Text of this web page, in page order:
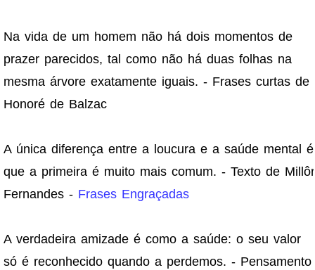
Na vida de um homem não há dois momentos de
prazer parecidos, tal como não há duas folhas na
mesma árvore exatamente iguais. - Frases curtas de
Honoré de Balzac
A única diferença entre a loucura e a saúde mental é
que a primeira é muito mais comum. - Texto de Millôr
Fernandes - Frases Engraçadas
A verdadeira amizade é como a saúde: o seu valor
só é reconhecido quando a perdemos. - Pensamento